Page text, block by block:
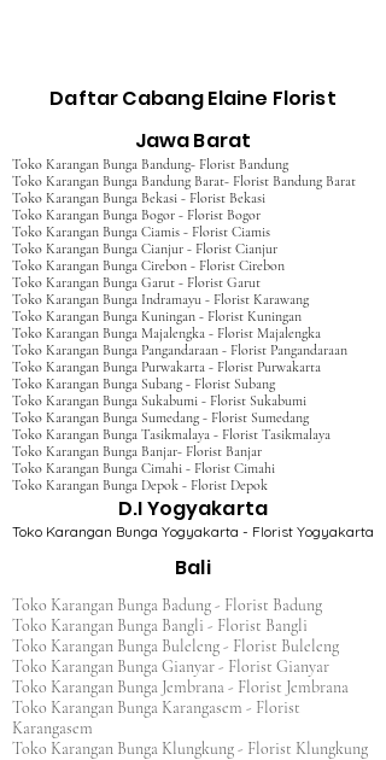
Daftar Cabang Elaine Florist
Jawa Barat
Toko Karangan Bunga Bandung- Florist Bandung
Toko Karangan Bunga Bandung Barat- Florist Bandung Barat
Toko Karangan Bunga Bekasi - Florist Bekasi
Toko Karangan Bunga Bogor - Florist Bogor
Toko Karangan Bunga Ciamis - Florist Ciamis
Toko Karangan Bunga Cianjur - Florist Cianjur
Toko Karangan Bunga Cirebon - Florist Cirebon
Toko Karangan Bunga Garut - Florist Garut
Toko Karangan Bunga Indramayu - Florist Karawang
Toko Karangan Bunga Kuningan - Florist Kuningan
Toko Karangan Bunga Majalengka - Florist Majalengka
Toko Karangan Bunga Pangandaraan - Florist Pangandaraan
Toko Karangan Bunga Purwakarta - Florist Purwakarta
Toko Karangan Bunga Subang - Florist Subang
Toko Karangan Bunga Sukabumi - Florist Sukabumi
Toko Karangan Bunga Sumedang - Florist Sumedang
Toko Karangan Bunga Tasikmalaya - Florist Tasikmalaya
Toko Karangan Bunga Banjar- Florist Banjar
Toko Karangan Bunga Cimahi - Florist Cimahi
Toko Karangan Bunga Depok - Florist Depok
D.I Yogyakarta
Toko Karangan Bunga Yogyakarta - Florist Yogyakarta
Bali
Toko Karangan Bunga Badung - Florist Badung
Toko Karangan Bunga Bangli - Florist Bangli
Toko Karangan Bunga Buleleng - Florist Buleleng
Toko Karangan Bunga Gianyar - Florist Gianyar
Toko Karangan Bunga Jembrana - Florist Jembrana
Toko Karangan Bunga Karangasem - Florist
Karangasem
Toko Karangan Bunga Klungkung - Florist Klungkung